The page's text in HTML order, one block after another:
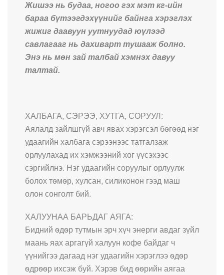
Жишээ нь будаа, ногоо гэх мэт кг-ийн
бараа бүтээгдэхүүнийг байнга хэрэглэх
жижиг даавуун уутнуудад юүлээд
савлагааг нь дахиварт тушааж болно.
Энэ нь мөн зай талбай хэмнэх давуу
талтай.
ХАЛБАГА, СЭРЭЭ, ХУТГА, СОРУУЛ:
Аялалд зайлшгүй авч явах хэрэгсэл бѳгѳѳд нэг
удаагийн халбага сэрээнээс татгалзаж
орлуулахад их хэмжээний хог үүсэхээс
сэргийлнэ. Нэг удаагийн соруулыг орлуулж
болох тѳмѳр, хулсан, силиконон гээд маш
олон сонголт бий.
ХАЛУУНАА БАРЬДАГ АЯГА:
Бидний ѳдѳр тутмын эрч хүч энерги авдаг зүйл
маань яах аргагүй халуун кофе байдаг ч
үүнийгээ дагаад нэг удаагийн хэрэглээ ѳдѳр
ѳдрѳѳр ихсэж буй. Хэрэв бид ѳѳрийн аягаа